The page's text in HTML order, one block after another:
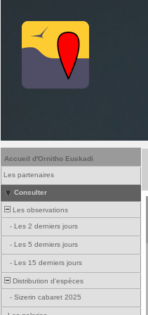
Accueil d'Ornitho Euskadi
Les partenaires
Consulter
Les observations
- Les 2 derniers jours
- Les 5 derniers jours
- Les 15 derniers jours
Distribution d'espèces
- Sizerin cabaret 2025